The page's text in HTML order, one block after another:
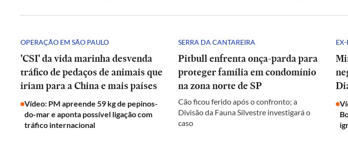
OPERAÇÃO EM SÃO PAULO
'CSI' da vida marinha desvenda
tráfico de pedaços de animais que
iriam para a China e mais países
Vídeo: PM apreende 59 kg de pepinos-
do-mar e aponta possível ligação com
tráfico internacional
SERRA DA CANTAREIRA
Pitbull enfrenta onça-parda para
proteger família em condomínio
na zona norte de SP
Cão ficou ferido após o confronto; a
Divisão da Fauna Silvestre investigará o
caso